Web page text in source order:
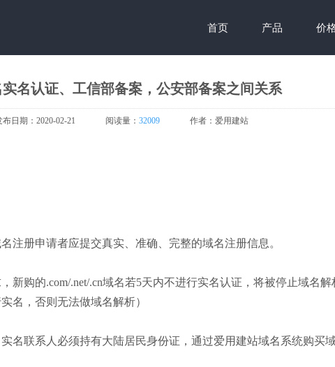
首页 产品 价
实名认证、工信部备案，公安部备案之间关系
布日期： 2020-02-21 阅读量： 32009 作者： 爱用建站
注册申请者应提交真实、准确、完整的域名注册信息。
新购的.com/.net/.cn域名若5天内不进行实名认证，将被停止域名
名，否则无法做域名解析）
名联系人必须持有大陆居民身份证，通过爱用建站域名系统购买